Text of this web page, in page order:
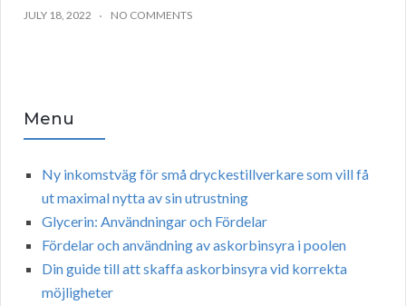
JULY 18, 2022 NO COMMENTS
Menu
Ny inkomstväg för små dryckestillverkare som vill få
ut maximal nytta av sin utrustning
Glycerin: Användningar och Fördelar
Fördelar och användning av askorbinsyra i poolen
Din guide till att skaffa askorbinsyra vid korrekta
möjligheter